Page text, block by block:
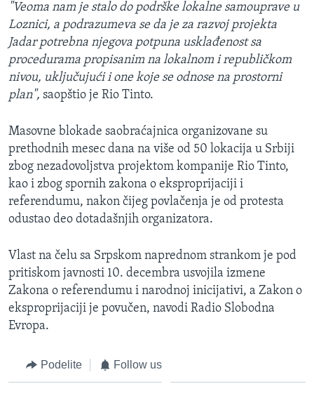
"Veoma nam je stalo do podrške lokalne samouprave u
Loznici, a podrazumeva se da je za razvoj projekta
Jadar potrebna njegova potpuna usklađenost sa
procedurama propisanim na lokalnom i republičkom
nivou, uključujući i one koje se odnose na prostorni
plan", saopštio je Rio Tinto.
Masovne blokade saobraćajnica organizovane su
prethodnih mesec dana na više od 50 lokacija u Srbiji
zbog nezadovoljstva projektom kompanije Rio Tinto,
kao i zbog spornih zakona o eksproprijaciji i
referendumu, nakon čijeg povlačenja je od protesta
odustao deo dotadašnjih organizatora.
Vlast na čelu sa Srpskom naprednom strankom je pod
pritiskom javnosti 10. decembra usvojila izmene
Zakona o referendumu i narodnoj inicijativi, a Zakon o
eksproprijaciji je povučen, navodi Radio Slobodna
Evropa.
Podelite Follow us